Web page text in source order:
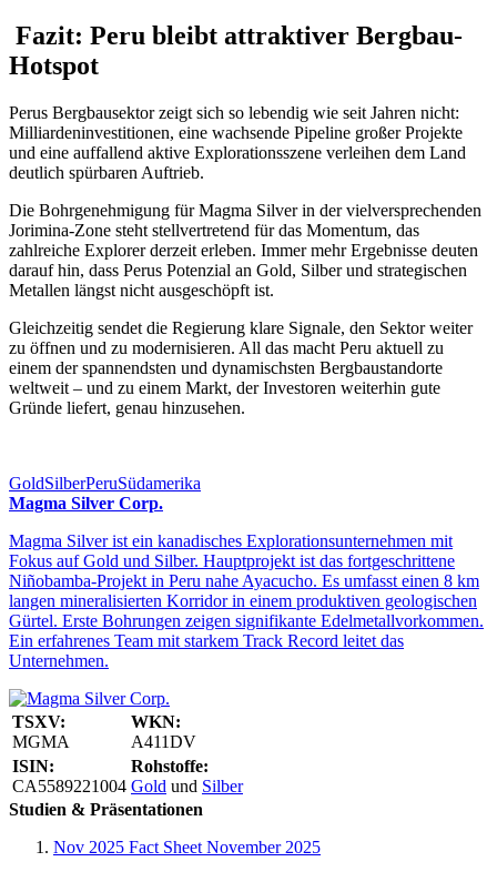
Fazit: Peru bleibt attraktiver Bergbau-
Hotspot
Perus Bergbausektor zeigt sich so lebendig wie seit Jahren nicht:
Milliardeninvestitionen, eine wachsende Pipeline großer Projekte
und eine auffallend aktive Explorationsszene verleihen dem Land
deutlich spürbaren Auftrieb.
Die Bohrgenehmigung für Magma Silver in der vielversprechenden
Jorimina-Zone steht stellvertretend für das Momentum, das
zahlreiche Explorer derzeit erleben. Immer mehr Ergebnisse deuten
darauf hin, dass Perus Potenzial an Gold, Silber und strategischen
Metallen längst nicht ausgeschöpft ist.
Gleichzeitig sendet die Regierung klare Signale, den Sektor weiter
zu öffnen und zu modernisieren. All das macht Peru aktuell zu
einem der spannendsten und dynamischsten Bergbaustandorte
weltweit – und zu einem Markt, der Investoren weiterhin gute
Gründe liefert, genau hinzusehen.
GoldSilberPeruSüdamerika
Magma Silver Corp.
Magma Silver ist ein kanadisches Explorationsunternehmen mit
Fokus auf Gold und Silber. Hauptprojekt ist das fortgeschrittene
Niñobamba-Projekt in Peru nahe Ayacucho. Es umfasst einen 8 km
langen mineralisierten Korridor in einem produktiven geologischen
Gürtel. Erste Bohrungen zeigen signifikante Edelmetallvorkommen.
Ein erfahrenes Team mit starkem Track Record leitet das
Unternehmen.
TSXV:
MGMA
WKN:
A411DV
ISIN:
CA5589221004
Rohstoffe:
Gold und Silber
Studien & Präsentationen
Nov 2025 Fact Sheet November 2025